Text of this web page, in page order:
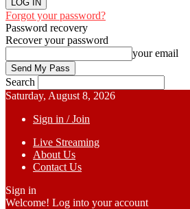
Forgot your password?
Password recovery
Recover your password
your email
Search
Saturday, August 8, 2026
Sign in / Join
Live Streaming
About Us
Contact Us
Sign in
Welcome! Log into your account